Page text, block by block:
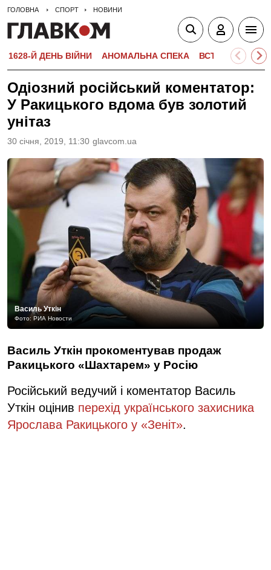
ГОЛОВНА СПОРТ НОВИНИ
1628-Й ДЕНЬ ВІЙНИ АНОМАЛЬНА СПЕКА ВСТУПНА
Одіозний російський коментатор:
У Ракицького вдома був золотий
унітаз
30 сiчня, 2019, 11:30 glavcom.ua
Василь Уткін
Фото: РИА Новости
Василь Уткін прокоментував продаж
Ракицького «Шахтарем» у Росію
Російський ведучий і коментатор Василь
Уткін оцінив перехід українського захисника
Ярослава Ракицького у «Зеніт».